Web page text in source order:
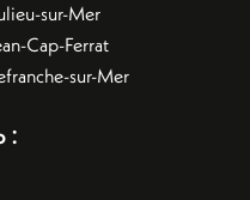
sur-Mer
Cap-Ferrat
sur-Mer
: